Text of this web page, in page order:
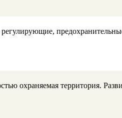
охраняемая территория.